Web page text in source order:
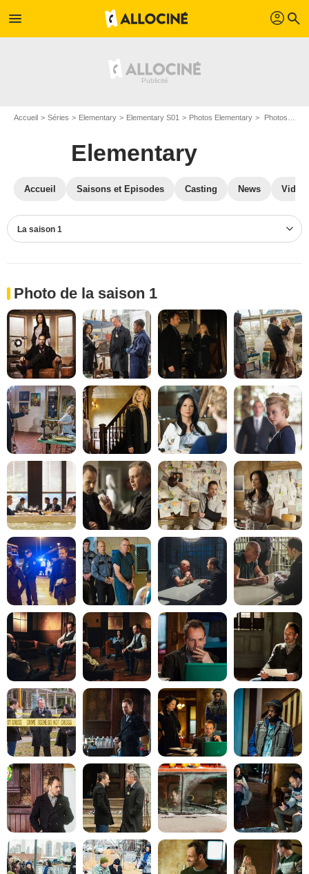
menu profil search
Accueil Séries Elementary Elementary S01 Photos Elementary Photos Elementary S01
Elementary
Accueil Saisons et Episodes Casting News
La saison 1
Photo de la saison 1